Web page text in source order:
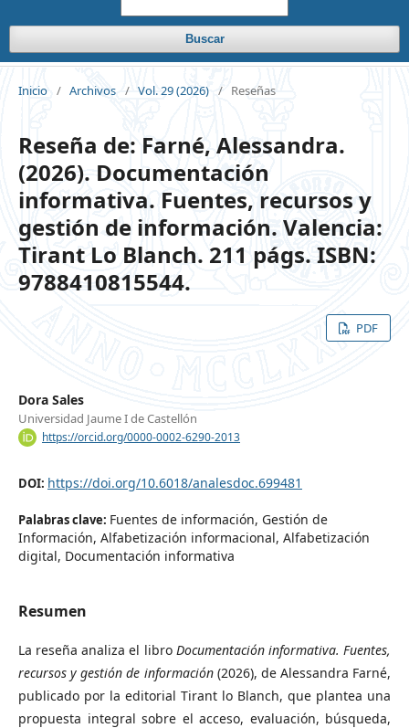
Buscar
Inicio / Archivos / Vol. 29 (2026) / Reseñas
Reseña de: Farné, Alessandra.
(2026). Documentación
informativa. Fuentes, recursos y
gestión de información. Valencia:
Tirant Lo Blanch. 211 págs. ISBN:
9788410815544.
PDF
Dora Sales
Universidad Jaume I de Castellón
https://orcid.org/0000-0002-6290-2013
DOI: https://doi.org/10.6018/analesdoc.699481
Palabras clave: Fuentes de información, Gestión de
Información, Alfabetización informacional, Alfabetización
digital, Documentación informativa
Resumen
La reseña analiza el libro Documentación informativa. Fuentes,
recursos y gestión de información(2026), de Alessandra Farné,
publicado por la editorial Tirant lo Blanch, que plantea una
propuesta integral sobre el acceso, evaluación, búsqueda,